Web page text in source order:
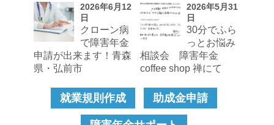
2026年6月12
日
クローン病
で障害年金
申請が出来ます！青森
県・弘前市
2026年5月31
日
30分でふら
っとお悩み
相談会 障害年金
coffee shop 禅にて
就業規則作成 助成金申請